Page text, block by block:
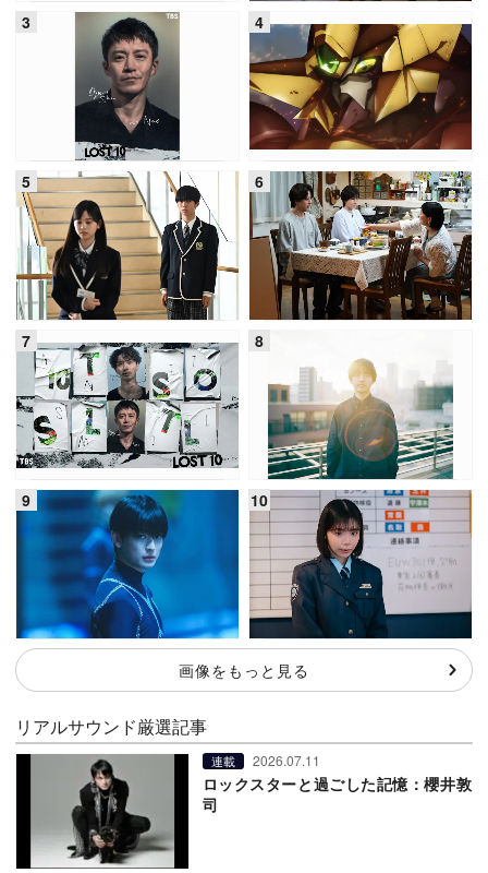
画像をもっと見る
リアルサウンド厳選記事
連載 2026.07.11
ロックスターと過ごした記憶：櫻井敦
司